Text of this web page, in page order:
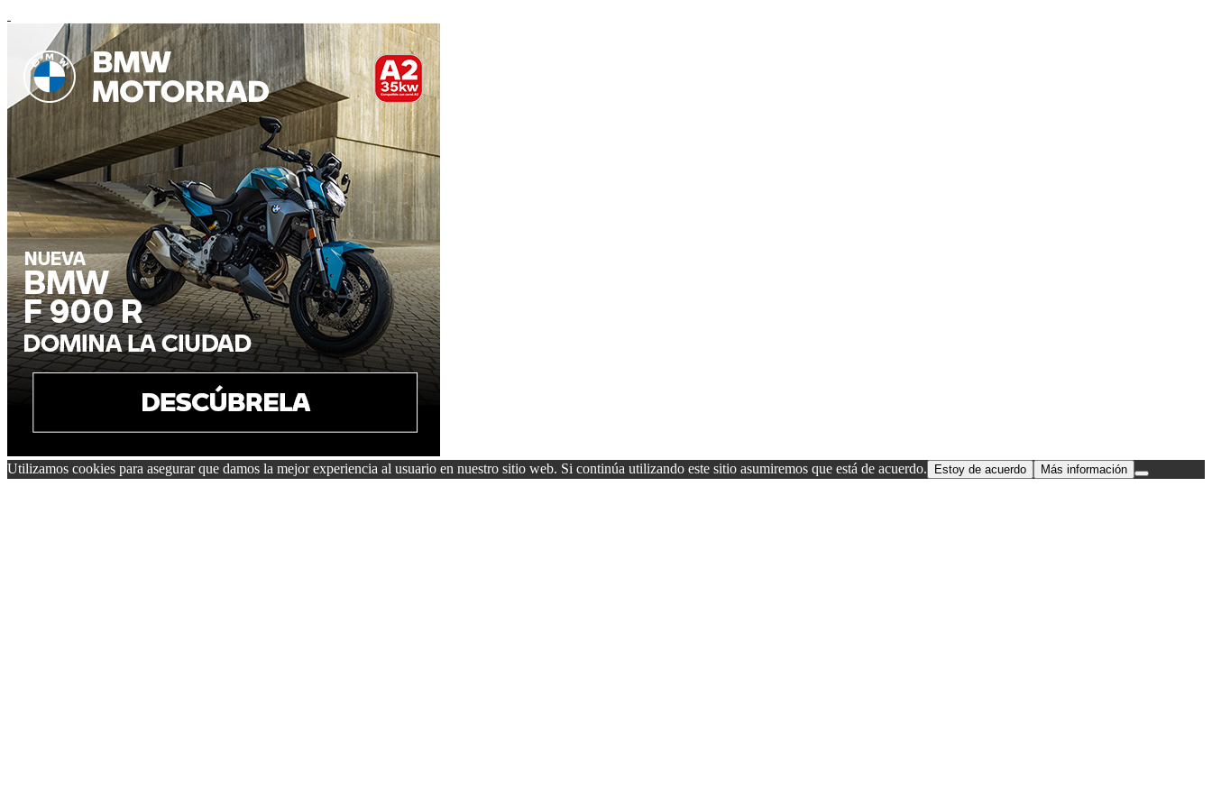
Utilizamos cookies para asegurar que damos la mejor experiencia al usuario en nuestro sitio web. Si continúa utilizando este sitio asumiremos que está de acuerdo. Estoy de acuerdo Más información